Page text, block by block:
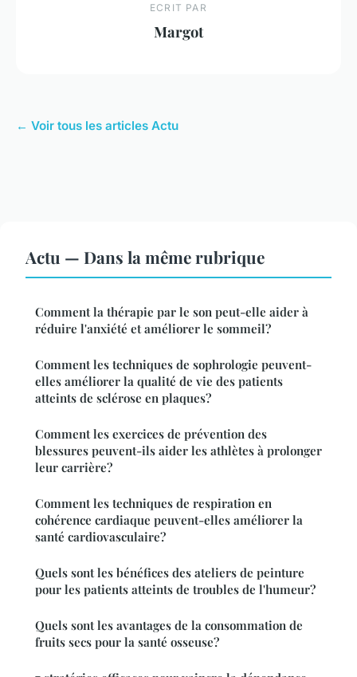
ECRIT PAR
Margot
← Voir tous les articles Actu
Actu — Dans la même rubrique
Comment la thérapie par le son peut-elle aider à
réduire l'anxiété et améliorer le sommeil?
Comment les techniques de sophrologie peuvent-
elles améliorer la qualité de vie des patients
atteints de sclérose en plaques?
Comment les exercices de prévention des
blessures peuvent-ils aider les athlètes à prolonger
leur carrière?
Comment les techniques de respiration en
cohérence cardiaque peuvent-elles améliorer la
santé cardiovasculaire?
Quels sont les bénéfices des ateliers de peinture
pour les patients atteints de troubles de l'humeur?
Quels sont les avantages de la consommation de
fruits secs pour la santé osseuse?